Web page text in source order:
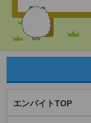
エンバイトTOP